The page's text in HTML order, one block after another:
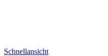
Schnellansicht